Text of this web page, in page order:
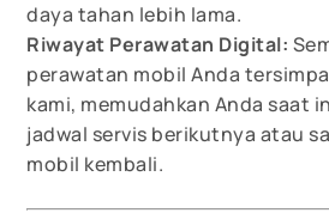
daya tahan lebih lama.
Riwayat Perawatan Digital:
perawatan mobil Anda
kami, memudahkan Anda saat
jadwal servis berikutnya atau
mobil kembali.